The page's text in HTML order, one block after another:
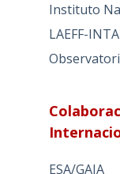
Instituto
LAEFF-INTA
ESA/GAIA